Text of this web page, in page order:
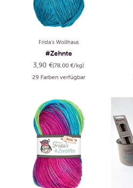
Frida's Wollhaus
#Zehnte
Angebot
3,90 €(78,00 €/kg)
29 Farben verfügbar